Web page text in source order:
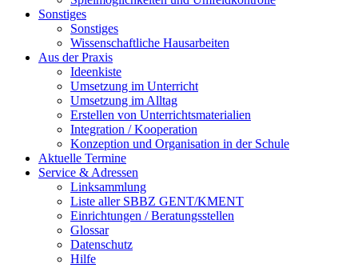
Sonstiges
Sonstiges
Wissenschaftliche Hausarbeiten
Aus der Praxis
Ideenkiste
Umsetzung im Unterricht
Umsetzung im Alltag
Erstellen von Unterrichtsmaterialien
Integration / Kooperation
Konzeption und Organisation in der Schule
Aktuelle Termine
Service & Adressen
Linksammlung
Liste aller SBBZ GENT/KMENT
Einrichtungen / Beratungsstellen
Glossar
Datenschutz
Hilfe